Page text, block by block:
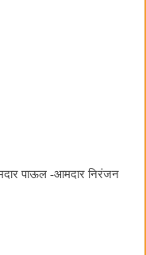
पाऊल -आमदार निरंजन